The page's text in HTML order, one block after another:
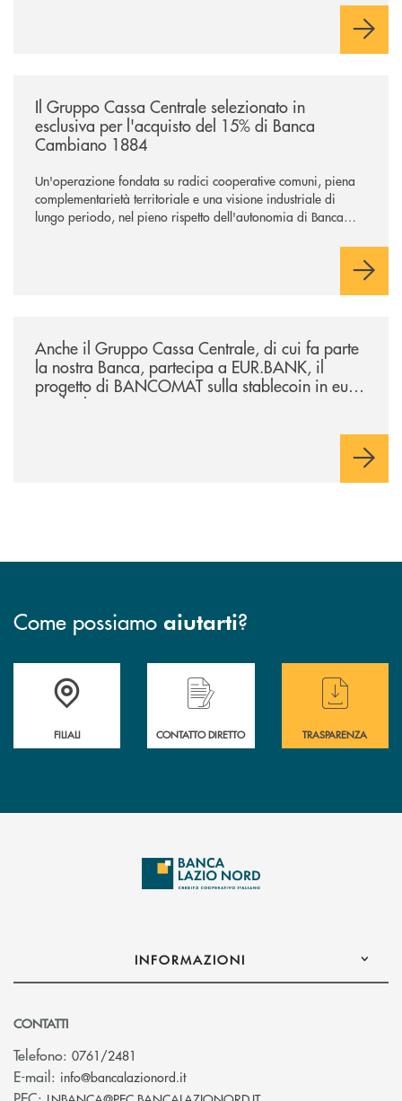
comuni e sulla prossimità ai territori, per ampliare l’offerta e
Il Gruppo Cassa Centrale selezionato in
esclusiva per l'acquisto del 15% di Banca
Cambiano 1884
Un'operazione fondata su radici cooperative comuni, piena
complementarietà territoriale e una visione industriale di
lungo periodo, nel pieno rispetto dell'autonomia di Banca
negoziazione esclusiva per la finalizzazione dell’operazione.
Anche il Gruppo Cassa Centrale, di cui fa parte
la nostra Banca, partecipa a EUR.BANK, il
progetto di BANCOMAT sulla stablecoin in euro
e sul relativo ecosistema
Come possiamo aiutarti?
Trova la filiale più vicina a te
FILIALI
Hai bisogno di assistenza immediata ?
CONTATTO DIRETTO
Hai bisogno di
TRASPARENZA
INFORMAZIONI
CONTATTI
Telefono: 0761/2481
E-mail: info@bancalazionord.it(si apre l’app di posta elettronica)
(si apre l’app di posta